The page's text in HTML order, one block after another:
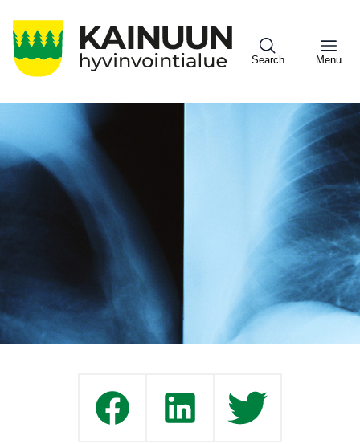
pääsisältöön
Search Menu
Sote
Menu
Asiakkaille